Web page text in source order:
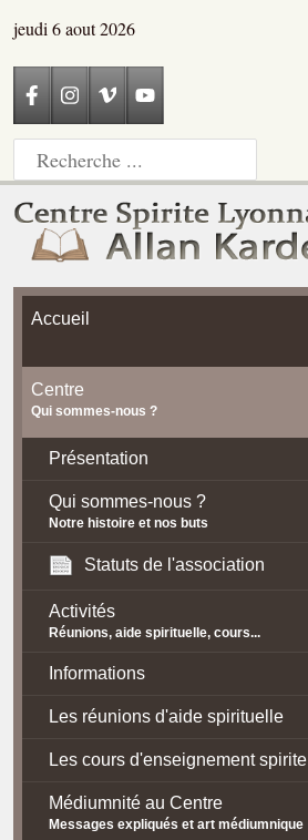
jeudi 6 aout 2026
Accueil
Centre
Qui sommes-nous ?
Présentation
Qui sommes-nous ?
Notre histoire et nos buts
Statuts de l'association
Activités
Réunions, aide spirituelle, cours...
Informations
Les réunions d'aide spirituelle
Les cours d'enseignement spirite
Médiumnité au Centre
Messages expliqués et art médiumnique